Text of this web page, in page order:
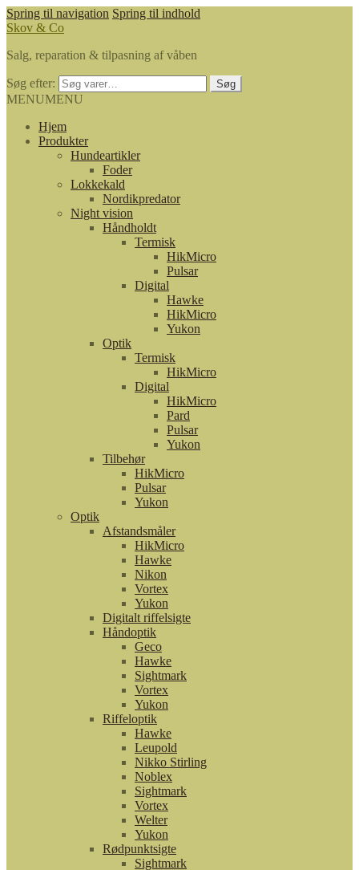
Spring til navigation Spring til indhold
Skov & Co
Salg, reparation & tilpasning af våben
Søg efter: Søg
MENUMENU
Hjem
Produkter
Hundeartikler
Foder
Lokkekald
Nordikpredator
Night vision
Håndholdt
Termisk
HikMicro
Pulsar
Digital
Hawke
HikMicro
Yukon
Optik
Termisk
HikMicro
Digital
HikMicro
Pard
Pulsar
Yukon
Tilbehør
HikMicro
Pulsar
Yukon
Optik
Afstandsmåler
HikMicro
Hawke
Nikon
Vortex
Yukon
Digitalt riffelsigte
Håndoptik
Geco
Hawke
Sightmark
Vortex
Yukon
Riffeloptik
Hawke
Leupold
Nikko Stirling
Noblex
Sightmark
Vortex
Welter
Yukon
Rødpunktsigte
Sightmark